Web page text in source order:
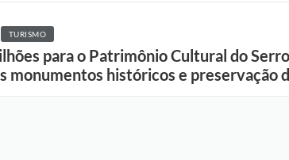
TURISMO
para o Patrimônio Cultural do
monumentos históricos e preservação